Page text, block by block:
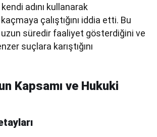
adını kullanarak
çalıştığını iddia etti. Bu
süredir faaliyet gösterdiğini ve
suçlara karıştığını
Kapsamı ve Hukuki